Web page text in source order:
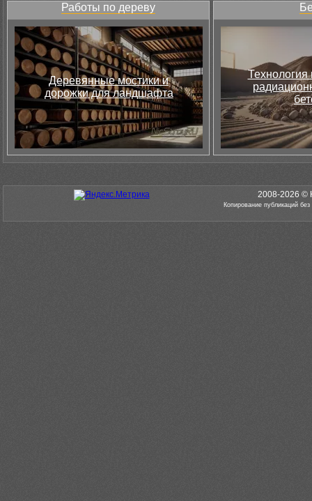
Работы по дереву
Деревянные мостики и
дорожки для ландшафта
Технология
2008-2026 ©
Копирование публикаций